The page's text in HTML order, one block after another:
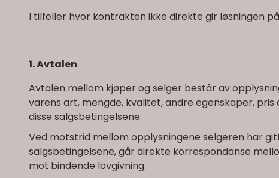
I tilfeller hvor kontrakten ikke direkte gir løsningen
1. Avtalen
Avtalen mellom kjøper og selger består av
varens art, mengde, kvalitet, andre egenskaper,
disse salgsbetingelsene.
Ved motstrid mellom opplysningene selgeren har
salgsbetingelsene, går direkte korrespondanse
mot bindende lovgivning.